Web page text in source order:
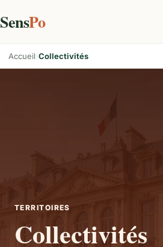
SensPo
Accueil Collectivités
TERRITOIRES
Collectivités